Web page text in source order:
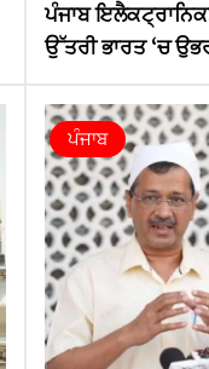
ਪੰਜਾਬ
ਉੱਤਰੀ ਭਾਰਤ ‘ਚ
ਪੰਜਾਬ